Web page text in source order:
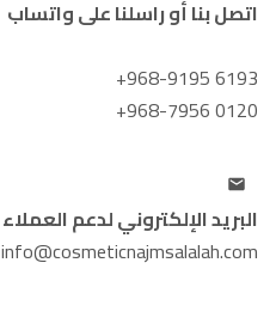
اتصل بنا أو راسلنا على واتساب
+968-9195 6193
+968-7956 0120
البريد الإلكتروني لدعم العملاء
info@cosmeticnajmsalalah.com